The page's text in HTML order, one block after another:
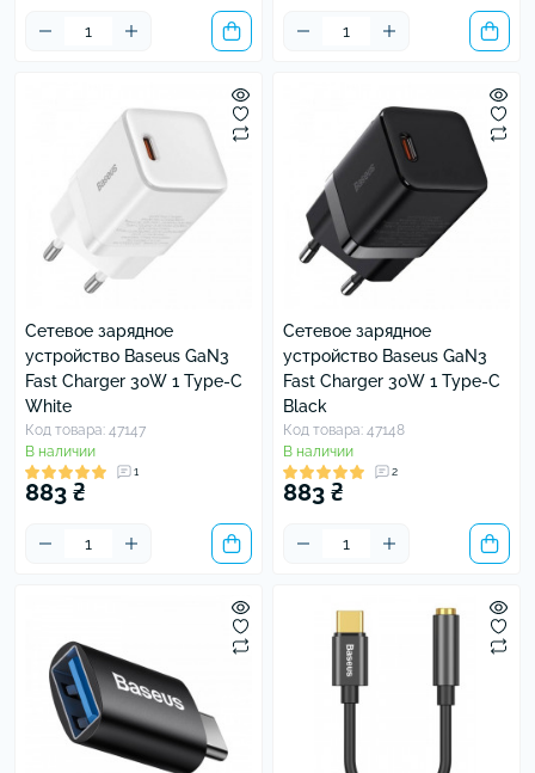
Сетевое зарядное
устройство Baseus GaN3
Fast Charger 30W 1 Type-C
White
Код товара: 47147
В наличии
1
883 ₴
Сетевое зарядное
устройство Baseus GaN3
Fast Charger 30W 1 Type-C
Black
Код товара: 47148
В наличии
2
883 ₴